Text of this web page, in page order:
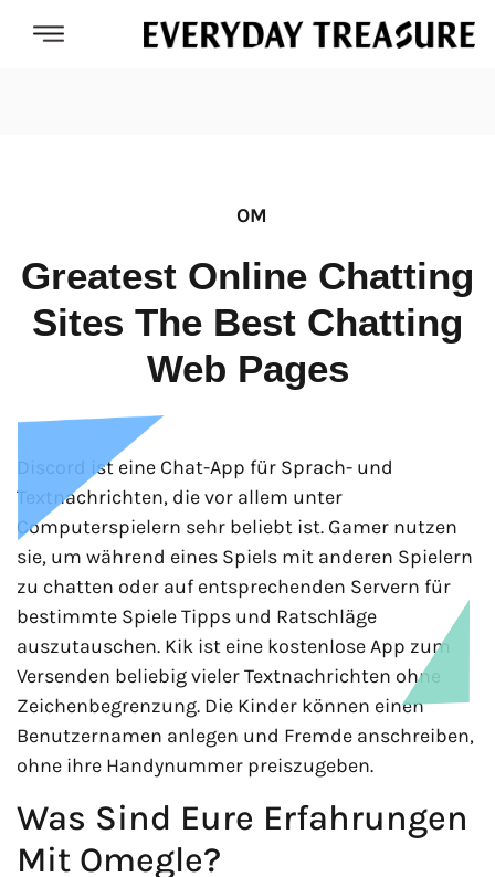
OM
Greatest Online Chatting
Sites The Best Chatting
Web Pages
Discord ist eine Chat-App für Sprach- und
Textnachrichten, die vor allem unter
Computerspielern sehr beliebt ist. Gamer nutzen
sie, um während eines Spiels mit anderen Spielern
zu chatten oder auf entsprechenden Servern für
bestimmte Spiele Tipps und Ratschläge
auszutauschen. Kik ist eine kostenlose App zum
Versenden beliebig vieler Textnachrichten ohne
Zeichenbegrenzung. Die Kinder können einen
Benutzernamen anlegen und Fremde anschreiben,
ohne ihre Handynummer preiszugeben.
Was Sind Eure Erfahrungen
Mit Omegle?